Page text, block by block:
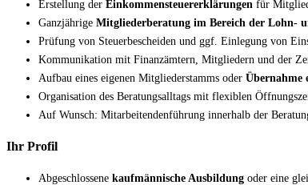
Erstellung der Einkommensteuererklärungen für
Ganzjährige Mitgliederberatung im Bereich der Lohn-
Prüfung von Steuerbescheiden und ggf. Einlegung von
Kommunikation mit Finanzämtern, Mitgliedern und der
Aufbau eines eigenen Mitgliederstamms oder Übernahme
Organisation des Beratungsalltags mit flexiblen
Auf Wunsch: Mitarbeitendenführung innerhalb der
Ihr Profil
Abgeschlossene kaufmännische Ausbildung oder eine